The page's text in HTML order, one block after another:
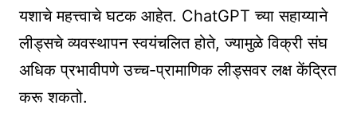
यशाचे महत्त्वाचे घटक आहेत. ChatGPT च्या सहाय्याने
लीड्सचे व्यवस्थापन स्वयंचलित होते, ज्यामुळे विक्री संघ
अधिक प्रभावीपणे उच्च-प्रामाणिक लीड्सवर लक्ष केंद्रित
करू शकतो.